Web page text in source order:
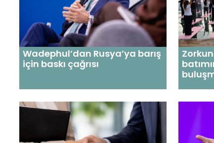
Wadephul’dan Rusya’ya barış
için baskı çağrısı